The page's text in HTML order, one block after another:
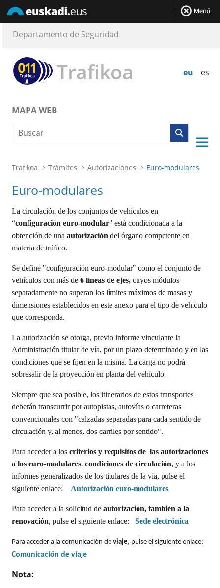
Trafikoa eu es
Departamento de Seguridad
MAPA WEB
Búsqueda web
Trafikoa Trámites Autorizaciones Euro-modulares
Euro-modulares
La circulación de los conjuntos de vehículos en
“configuración euro-modular” está condicionada a la
obtención de una autorización del órgano competente en
materia de tráfico.
Se define "configuración euro-modular" como el conjunto de
vehículos con más de 6 líneas de ejes,cuyos módulos
separadamente no superan los límites máximos de masas y
dimensiones establecidos en este anexo para el tipo de vehículo
que corresponda.
La autorización se otorga, previo informe vinculante la
Administración titular de vía, por un plazo determinado y en las
condiciones que se fijen en la misma. La carga no podrá
sobresalir de la proyección en planta del vehículo.
Siempre que sea posible, los itinerarios de estos transportes
deberán transcurrir por autopistas, autovías o carreteras
convencionales con "calzadas separadas para cada sentido de
circulación y, al menos, dos carriles por sentido".
Para acceder a los criterios y requisitos de las autorizaciones
a los euro-modulares, condiciones de circulación, y a los
informes generalizados de los titulares de la vía, pulse el
siguiente enlace: Autorización euro-modulares
Para acceder a la solicitud de autorización, también a la
renovación, pulse el siguiente enlace: Sede electrónica
Para acceder a la comunicación de viaje, pulse el siguiente enlace:
Comunicación de viaje
Nota: